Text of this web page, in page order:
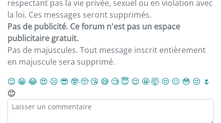
respectant pas la vie privée, sexuel ou en violation avec
la loi. Ces messages seront supprimés.
Pas de publicité. Ce forum n'est pas un espace
publicitaire gratuit.
Pas de majuscules. Tout message inscrit entièrement
en majuscule sera supprimé.
😊 😁 😂 😍 ☹️ 😎 🤓 🥺 😘 😅 🧐 😇 😌 🤩🤯 😒 😐 😳 😔 🌷
😊